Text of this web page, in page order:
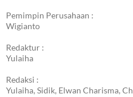
Pemimpin Perusahaan :
Wigianto
Redaktur :
Yulaiha
Redaksi :
Yulaiha, Sidik, Elwan Charisma,